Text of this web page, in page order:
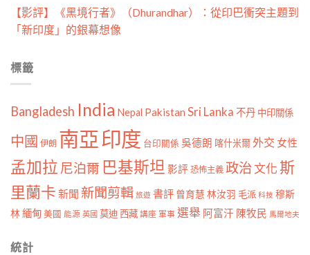
【影評】《黑境行者》（Dhurandhar）：從印巴衝突主題到
「新印度」的銀幕想像
標籤
Bangladesh India Nepal Pakistan Sri Lanka 不丹 中印關係
中國 伊朗 南亞印度 台印關係 吳德朗 喀什米爾外交 女性
孟加拉 尼泊爾 巴基斯坦 影評 恐怖主義 政治文化斯
里蘭卡 新聞 新聞剪輯 旅遊 書評 曾育慧 林汝羽 毛派 科技 穆斯
林 緬甸 美國 能源 英國 莫迪 西藏 講座 軍事 選舉 阿富汗 陳牧民 馬爾地夫
統計